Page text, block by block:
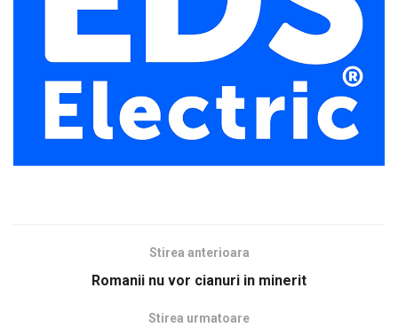
Stirea anterioara
Romanii nu vor cianuri in minerit
Stirea urmatoare